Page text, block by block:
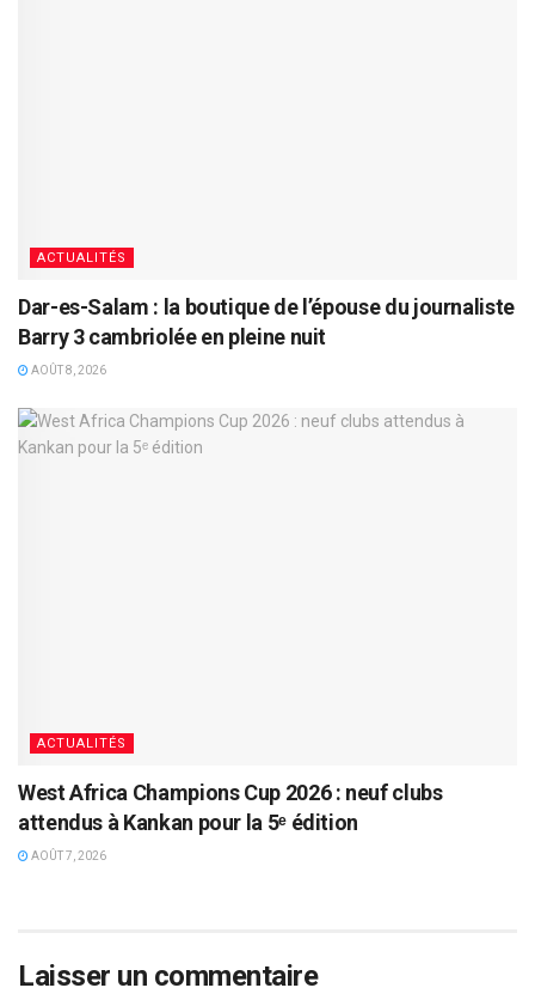
ACTUALITÉS
Dar-es-Salam : la boutique de l’épouse du journaliste
Barry 3 cambriolée en pleine nuit
AOÛT 8, 2026
ACTUALITÉS
West Africa Champions Cup 2026 : neuf clubs
attendus à Kankan pour la 5ᵉ édition
AOÛT 7, 2026
Laisser un commentaire